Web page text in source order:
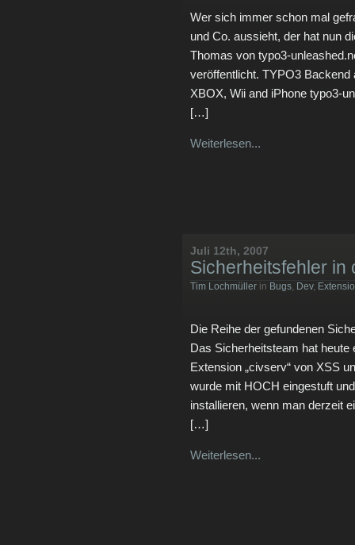
Wer sich immer schon mal
und Co. aussieht, der hat nun
Thomas von typo3-
veröffentlicht. TYPO3
XBOX, Wii and iPhone typo3-
[…]
Weiterlesen...
Juli 12th, 2007
Sicherheitsfehler in
Tim Lochmüller in Bugs, Dev,
Die Reihe der gefundenen
Das Sicherheitsteam hat
Extension „civserv“ von XSS
wurde mit HOCH eingestuft
installieren, wenn man derzeit
[…]
Weiterlesen...